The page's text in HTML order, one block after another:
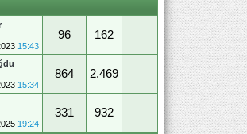
15:43
96 162
15:34
864 2.469
19:24
331 932